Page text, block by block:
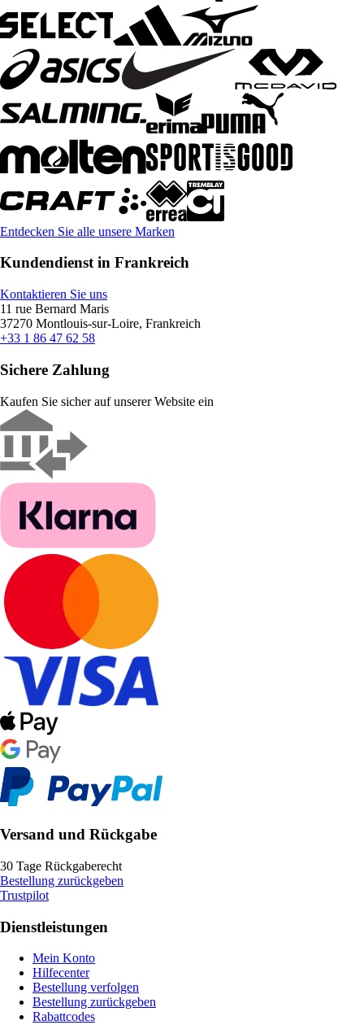
Entdecken Sie alle unsere Marken
Kundendienst in Frankreich
Kontaktieren Sie uns
11 rue Bernard Maris
37270 Montlouis-sur-Loire, Frankreich
+33 1 86 47 62 58
Sichere Zahlung
Kaufen Sie sicher auf unserer Website ein
Versand und Rückgabe
30 Tage Rückgaberecht
Bestellung zurückgeben
Trustpilot
Dienstleistungen
Mein Konto
Hilfecenter
Bestellung verfolgen
Bestellung zurückgeben
Rabattcodes